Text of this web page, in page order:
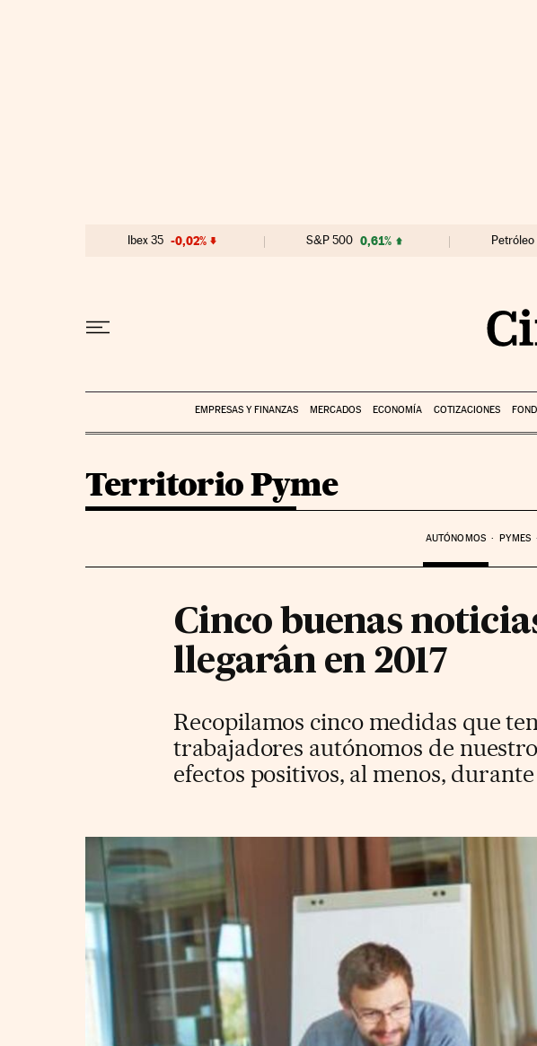
Ibex 35 -0,02% S&P 500 0,61%
EMPRESAS Y FINANZAS MERCADOS ECONOMÍA COTIZACIONES
Territorio Pyme
AUTÓNOMOS PYMES
Cinco buenas
llegarán en 2017
Recopilamos cinco medidas que
trabajadores autónomos de
efectos positivos, al menos, durante